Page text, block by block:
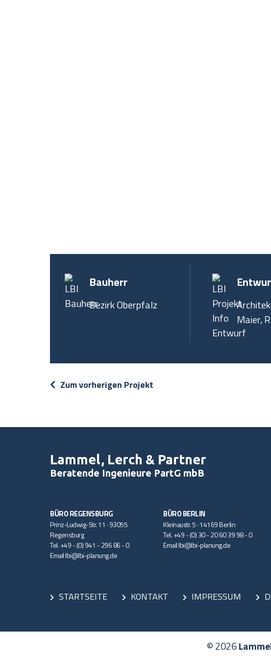
Bauherr
Bezirk Oberpfalz
Maier,
Zum vorherigen Projekt
Lammel, Lerch & Partner
Beratende Ingenieure PartG mbB
BÜRO REGENSBURG
Prinz-Ludwig-Str. 11 · 93055
Regensburg
Tel.+49 - (0) 941 - 296 86 - 0
Emaillbi@lbi-planung.de
BÜRO BERLIN
Kleinaustr. 5 · 14169 Berlin
Tel.+49 - (0) 30 - 20 60 39 98 - 0
Emaillbi@lbi-planung.de
STARTSEITE KONTAKT IMPRESSUM
© 2026